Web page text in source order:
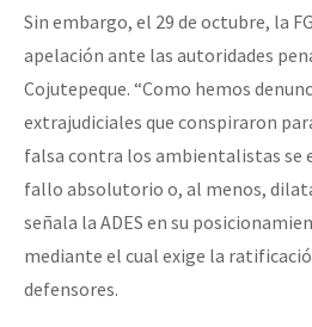
Sin embargo, el 29 de octubre, la
apelación ante las autoridades
Cojutepeque. “Como hemos
extrajudiciales que conspiraron
falsa contra los ambientalistas se
fallo absolutorio o, al menos,
señala la ADES en su
mediante el cual exige la
defensores.